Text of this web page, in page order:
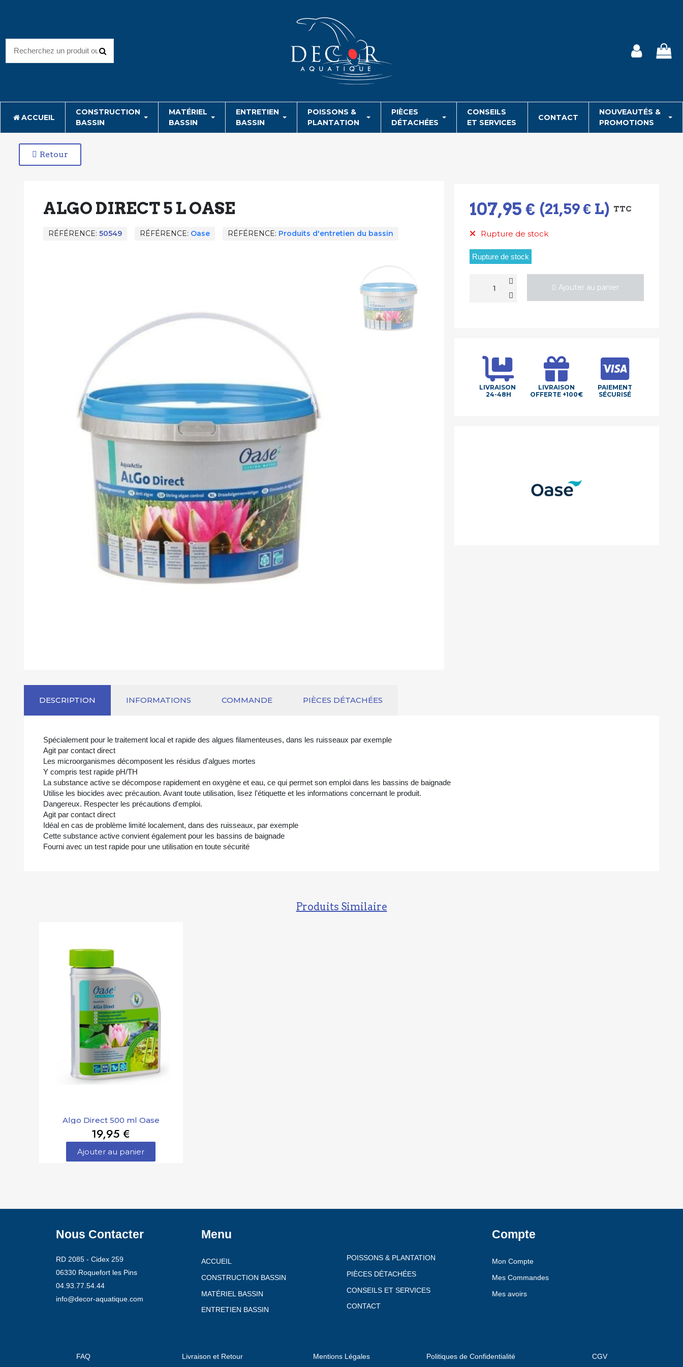
ACCUEIL
CONSTRUCTION
BASSIN
MATÉRIEL
BASSIN
ENTRETIEN
BASSIN
POISSONS &
PLANTATION
PIÈCES
DÉTACHÉES
CONSEILS
ET SERVICES
CONTACT
NOUVEAUTÉS &
PROMOTIONS
Retour
ALGO DIRECT 5 L OASE
RÉFÉRENCE 50549 RÉFÉRENCE Oase RÉFÉRENCE Produits d'entretien du bassin
107,95 € (21,59 € L) TTC
Rupture de stock
Rupture de stock
Ajouter au panier
LIVRAISON
24-48H
LIVRAISON
OFFERTE +100€
PAIEMENT
SÉCURISÉ
DESCRIPTION INFORMATIONS COMMANDE PIÈCES DÉTACHÉES
Spécialement pour le traitement local et rapide des algues filamenteuses, dans les ruisseaux par exemple
Agit par contact direct
Les microorganismes décomposent les résidus d'algues mortes
Y compris test rapide pH/TH
La substance active se décompose rapidement en oxygène et eau, ce qui permet son emploi dans les bassins de baignade
Utilise les biocides avec précaution. Avant toute utilisation, lisez l'étiquette et les informations concernant le produit.
Dangereux. Respecter les précautions d'emploi.
Agit par contact direct
Idéal en cas de problème limité localement, dans des ruisseaux, par exemple
Cette substance active convient également pour les bassins de baignade
Fourni avec un test rapide pour une utilisation en toute sécurité
Produits Similaire
Algo Direct 500 ml Oase
19,95 €
Ajouter au panier
Nous Contacter
RD 2085 - Cidex 259
06330 Roquefort les Pins
04.93.77.54.44
info@decor-aquatique.com
Menu
ACCUEIL
CONSTRUCTION BASSIN
MATÉRIEL BASSIN
ENTRETIEN BASSIN
POISSONS & PLANTATION
PIÈCES DÉTACHÉES
CONSEILS ET SERVICES
CONTACT
Compte
Mon Compte
Mes Commandes
Mes avoirs
FAQ Livraison et Retour Mentions Légales Politiques de Confidentialité CGV